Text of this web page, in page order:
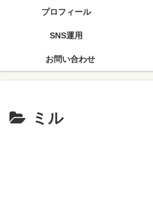
プロフィール
SNS運用
お問い合わせ
ミル